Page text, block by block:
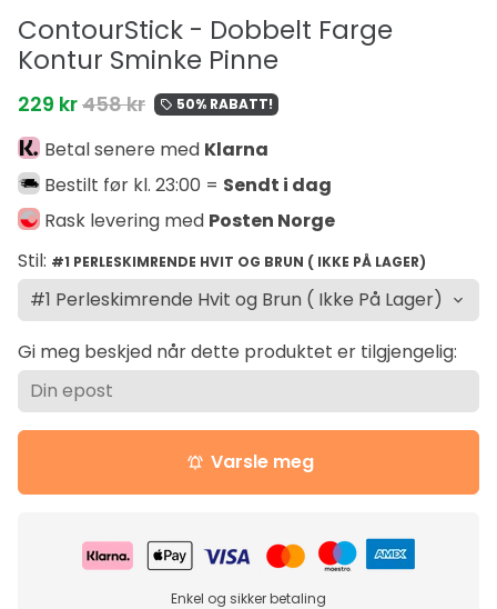
ContourStick - Dobbelt Farge
Kontur Sminke Pinne
229 kr458 kr local_offer 50% RABATT!
Betal senere med Klarna
Bestilt før kl. 23:00 = Sendt i dag
Rask levering med Posten Norge
Stil: #1 PERLESKIMRENDE HVIT OG BRUN ( IKKE PÅ LAGER)
Gi meg beskjed når dette produktet er tilgjengelig:
notifications_active Varsle meg
Enkel og sikker betaling